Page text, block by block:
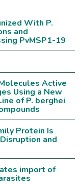
With P.
and
PvMSP1-19
Active
Using a New
of P. berghei
Protein Is
and
import of